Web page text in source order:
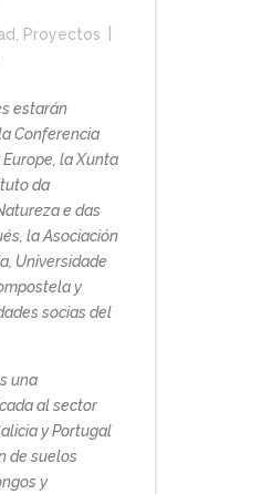
Proyectos
estarán
Conferencia
la Xunta
da
e das
la Asociación
Universidade
y
socias del
una
al sector
y Portugal
de suelos
y